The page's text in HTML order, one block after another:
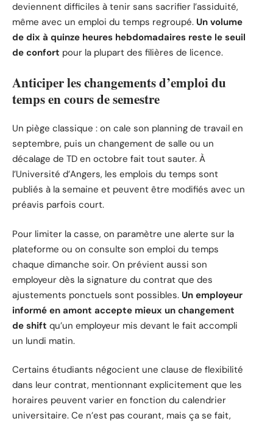
deviennent difficiles à tenir sans sacrifier l’assiduité,
même avec un emploi du temps regroupé. Un volume
de dix à quinze heures hebdomadaires reste le seuil
de confort pour la plupart des filières de licence.
Anticiper les changements d’emploi du
temps en cours de semestre
Un piège classique : on cale son planning de travail en
septembre, puis un changement de salle ou un
décalage de TD en octobre fait tout sauter. À
l’Université d’Angers, les emplois du temps sont
publiés à la semaine et peuvent être modifiés avec un
préavis parfois court.
Pour limiter la casse, on paramètre une alerte sur la
plateforme ou on consulte son emploi du temps
chaque dimanche soir. On prévient aussi son
employeur dès la signature du contrat que des
ajustements ponctuels sont possibles. Un employeur
informé en amont accepte mieux un changement
de shift qu’un employeur mis devant le fait accompli
un lundi matin.
Certains étudiants négocient une clause de flexibilité
dans leur contrat, mentionnant explicitement que les
horaires peuvent varier en fonction du calendrier
universitaire. Ce n’est pas courant, mais ça se fait,